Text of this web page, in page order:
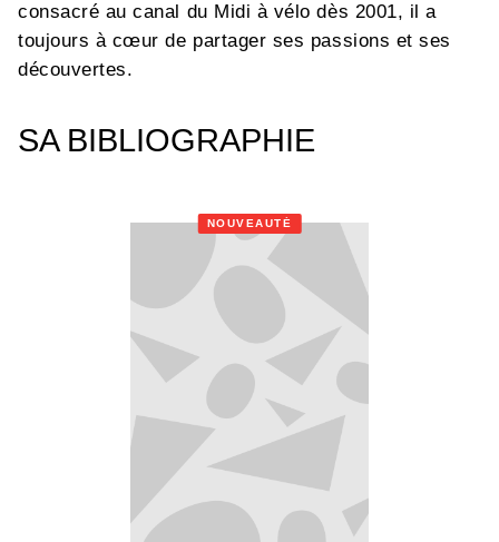
consacré au canal du Midi à vélo dès 2001, il a
toujours à cœur de partager ses passions et ses
découvertes.
SA BIBLIOGRAPHIE
NOUVEAUTÉ